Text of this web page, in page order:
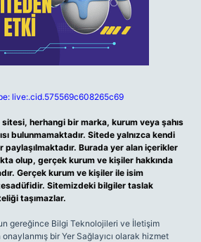
live:.cid.575569c608265c69
herhangi bir marka, kurum veya şahıs
bulunmamaktadır. Sitede yalnızca kendi
paylaşılmaktadır. Burada yer alan içerikler
olup, gerçek kurum ve kişiler hakkında
Gerçek kurum ve kişiler ile isim
Sitemizdeki bilgiler taslak
taşımazlar.
gereğince Bilgi Teknolojileri ve İletişim
bir Yer Sağlayıcı olarak hizmet